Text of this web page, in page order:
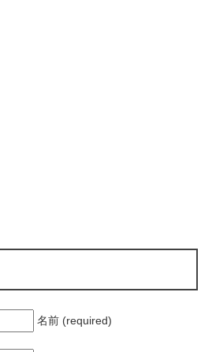
名前 (required)